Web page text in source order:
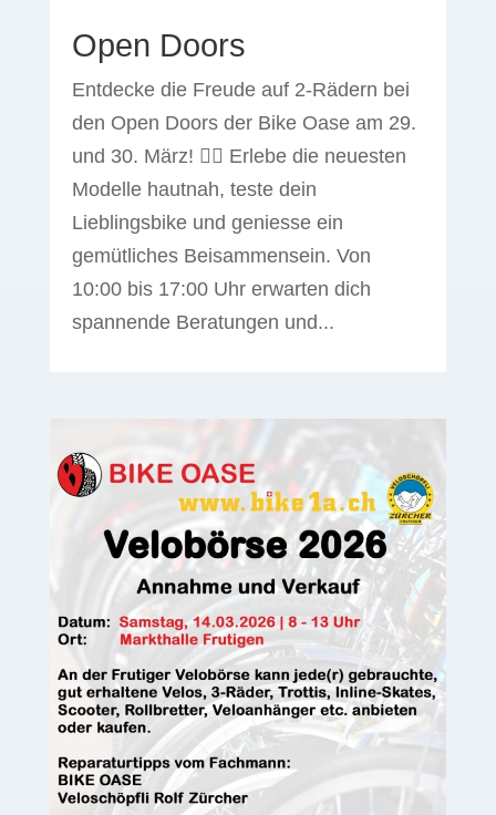
Open Doors
Entdecke die Freude auf 2-Rädern bei
den Open Doors der Bike Oase am 29.
und 30. März! 🚴‍♂️ Erlebe die neuesten
Modelle hautnah, teste dein
Lieblingsbike und geniesse ein
gemütliches Beisammensein. Von
10:00 bis 17:00 Uhr erwarten dich
spannende Beratungen und...